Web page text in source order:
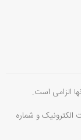
الزامی است.
الکترونیک و شماره